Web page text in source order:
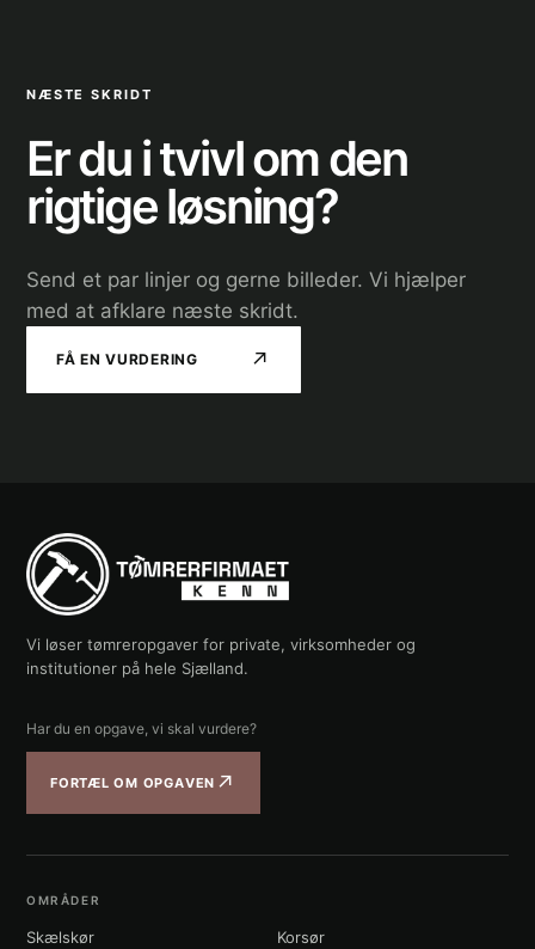
NÆSTE SKRIDT
Er du i tvivl om den
rigtige løsning?
Send et par linjer og gerne billeder. Vi hjælper
med at afklare næste skridt.
FÅ EN VURDERING ↗
Vi løser tømreropgaver for private, virksomheder og
institutioner på hele Sjælland.
Har du en opgave, vi skal vurdere?
FORTÆL OM OPGAVEN ↗
OMRÅDER
Skælskør
Korsør